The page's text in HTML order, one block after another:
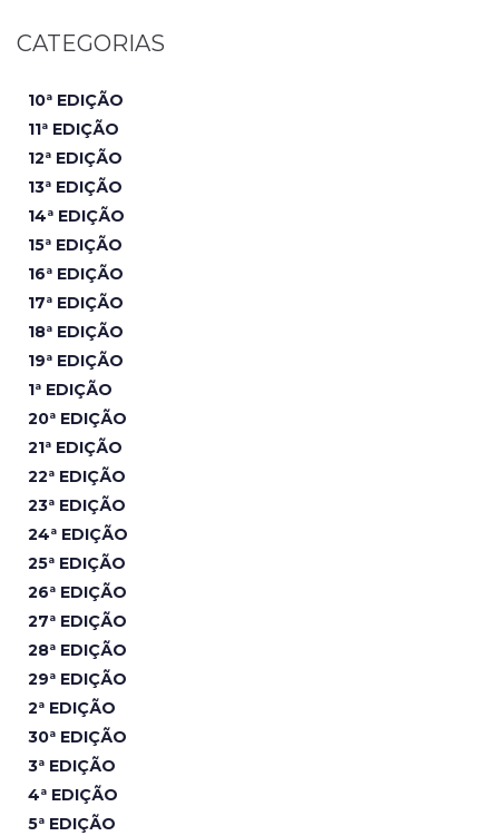
CATEGORIAS
10ª EDIÇÃO
11ª EDIÇÃO
12ª EDIÇÃO
13ª EDIÇÃO
14ª EDIÇÃO
15ª EDIÇÃO
16ª EDIÇÃO
17ª EDIÇÃO
18ª EDIÇÃO
19ª EDIÇÃO
1ª EDIÇÃO
20ª EDIÇÃO
21ª EDIÇÃO
22ª EDIÇÃO
23ª EDIÇÃO
24ª EDIÇÃO
25ª EDIÇÃO
26ª EDIÇÃO
27ª EDIÇÃO
28ª EDIÇÃO
29ª EDIÇÃO
2ª EDIÇÃO
30ª EDIÇÃO
3ª EDIÇÃO
4ª EDIÇÃO
5ª EDIÇÃO